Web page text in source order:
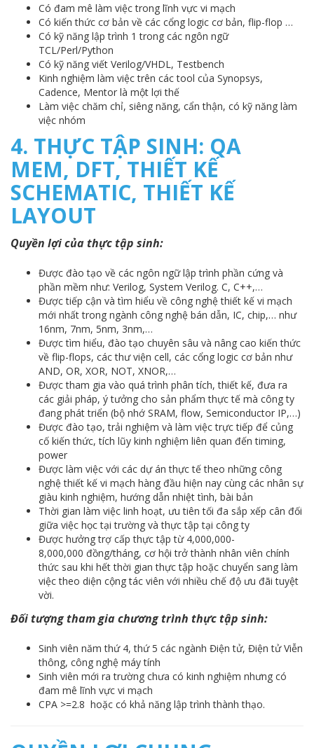
Có đam mê làm việc trong lĩnh vực vi mạch
Có kiến thức cơ bản về các cổng logic cơ bản, flip-flop …
Có kỹ năng lập trình 1 trong các ngôn ngữ
TCL/Perl/Python
Có kỹ năng viết Verilog/VHDL, Testbench
Kinh nghiệm làm việc trên các tool của Synopsys,
Cadence, Mentor là một lợi thế
Làm việc chăm chỉ, siêng năng, cẩn thận, có kỹ năng làm
việc nhóm
4. THỰC TẬP SINH: QA
MEM, DFT, THIẾT KẾ
SCHEMATIC, THIẾT KẾ
LAYOUT
Quyền lợi của thực tập sinh:
Được đào tạo về các ngôn ngữ lập trình phần cứng và
phần mềm như: Verilog, System Verilog. C, C++,…
Được tiếp cận và tìm hiểu về công nghệ thiết kế vi mạch
mới nhất trong ngành công nghệ bán dẫn, IC, chip,… như
16nm, 7nm, 5nm, 3nm,…
Được tìm hiểu, đào tạo chuyên sâu và nâng cao kiến thức
về flip-flops, các thư viện cell, các cổng logic cơ bản như
AND, OR, XOR, NOT, XNOR,…
Được tham gia vào quá trình phân tích, thiết kế, đưa ra
các giải pháp, ý tưởng cho sản phẩm thực tế mà công ty
đang phát triển (bộ nhớ SRAM, flow, Semiconductor IP,…)
Được đào tạo, trải nghiệm và làm việc trực tiếp để củng
cố kiến thức, tích lũy kinh nghiệm liên quan đến timing,
power
Được làm việc với các dự án thực tế theo những công
nghệ thiết kế vi mạch hàng đầu hiện nay cùng các nhân sự
giàu kinh nghiệm, hướng dẫn nhiệt tình, bài bản
Thời gian làm việc linh hoạt, ưu tiên tối đa sắp xếp cân đối
giữa việc học tại trường và thực tập tại công ty
Được hưởng trợ cấp thực tập từ 4,000,000-
8,000,000 đồng/tháng, cơ hội trở thành nhân viên chính
thức sau khi hết thời gian thực tập hoặc chuyển sang làm
việc theo diện cộng tác viên với nhiều chế độ ưu đãi tuyệt
vời.
Đối tượng tham giachương trình thực tập sinh:
Sinh viên năm thứ 4, thứ 5 các ngành Điện tử, Điện tử Viễn
thông, công nghệ máy tính
Sinh viên mới ra trường chưa có kinh nghiệm nhưng có
đam mê lĩnh vực vi mạch
CPA >=2.8 hoặc có khả năng lập trình thành thạo.